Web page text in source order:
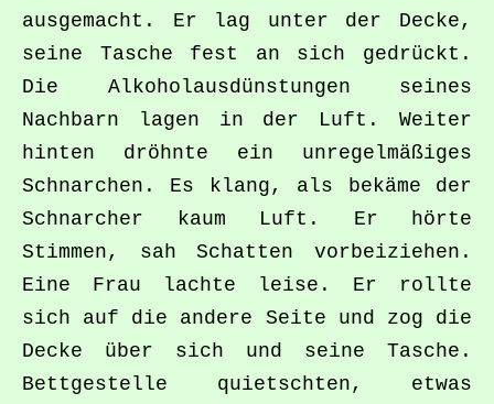
ausgemacht. Er lag unter der Decke,
seine Tasche fest an sich gedrückt.
Die Alkoholausdünstungen seines
Nachbarn lagen in der Luft. Weiter
hinten dröhnte ein unregelmäßiges
Schnarchen. Es klang, als bekäme der
Schnarcher kaum Luft. Er hörte
Stimmen, sah Schatten vorbeiziehen.
Eine Frau lachte leise. Er rollte
sich auf die andere Seite und zog die
Decke über sich und seine Tasche.
Bettgestelle quietschten, etwas